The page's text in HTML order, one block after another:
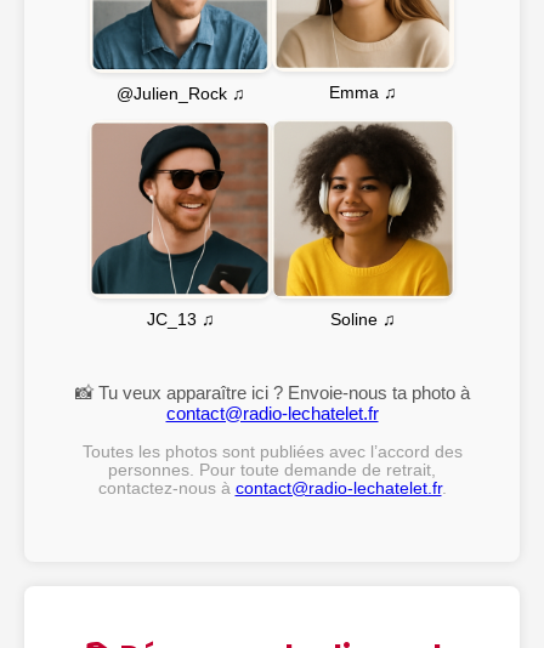
@Julien_Rock ♫ Emma ♫
JC_13 ♫ Soline ♫
📸 Tu veux apparaître ici ? Envoie-nous ta photo à
contact@radio-lechatelet.fr
Toutes les photos sont publiées avec l’accord des
personnes. Pour toute demande de retrait,
contactez-nous à contact@radio-lechatelet.fr.